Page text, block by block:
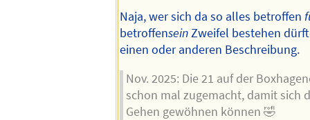
Naja, wer sich da so alles betroffen
betroffenseinZweifel bestehen
einen oder anderen Beschreibung.
Nov. 2025: Die 21 auf der
schon mal zugemacht, damit sich
Gehen gewöhnen können 🤣